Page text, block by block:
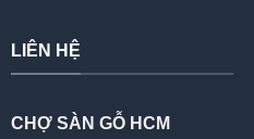
LIÊN HỆ
CHỢ SÀN GỖ HCM